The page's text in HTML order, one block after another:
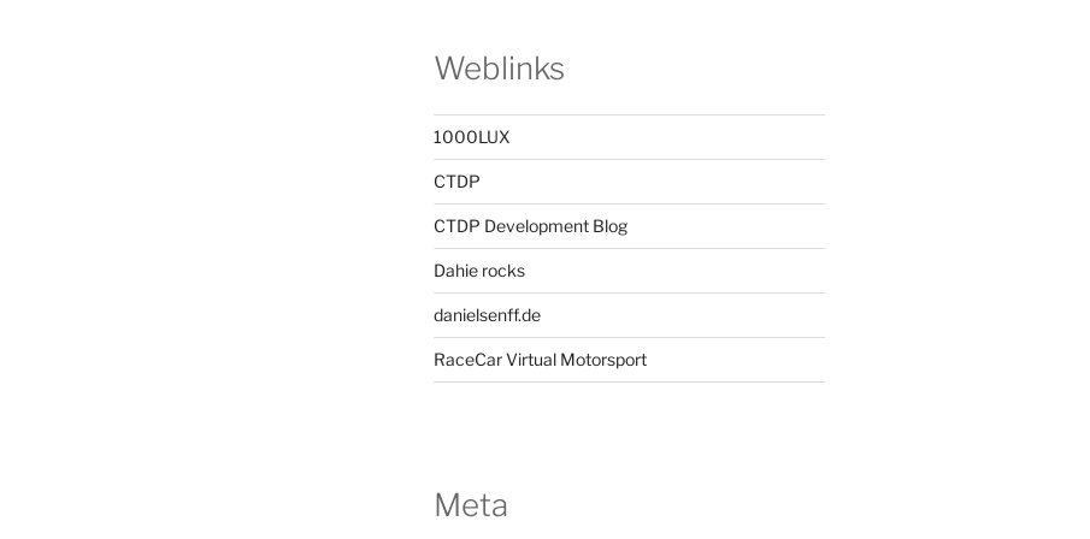
Weblinks
1000LUX
CTDP
CTDP Development Blog
Dahie rocks
danielsenff.de
RaceCar Virtual Motorsport
Meta